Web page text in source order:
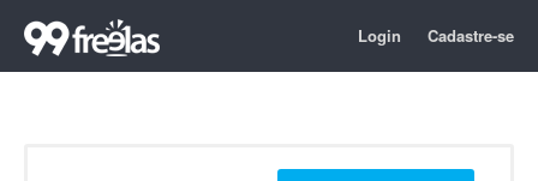
Login Cadastre-se